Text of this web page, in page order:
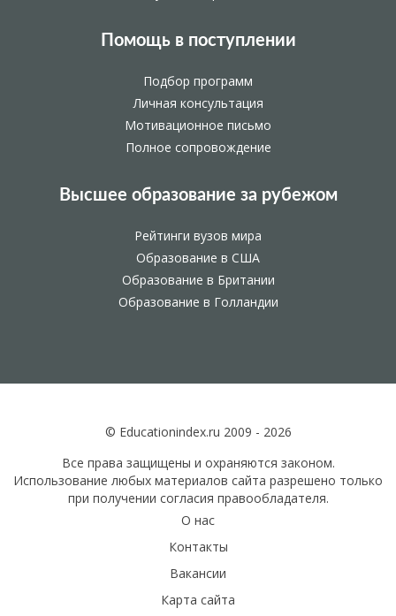
Помощь в поступлении
Подбор программ
Личная консультация
Мотивационное письмо
Полное сопровождение
Высшее образование за рубежом
Рейтинги вузов мира
Образование в США
Образование в Британии
Образование в Голландии
© Educationindex.ru 2009 - 2026
Все права защищены и охраняются законом.
Использование любых материалов сайта разрешено только
при получении согласия правообладателя.
О нас
Контакты
Вакансии
Карта сайта